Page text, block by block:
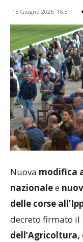
15 Giugno 2026, 16:51
Nuova modifica
nazionalee
delle corse
decreto firmato il